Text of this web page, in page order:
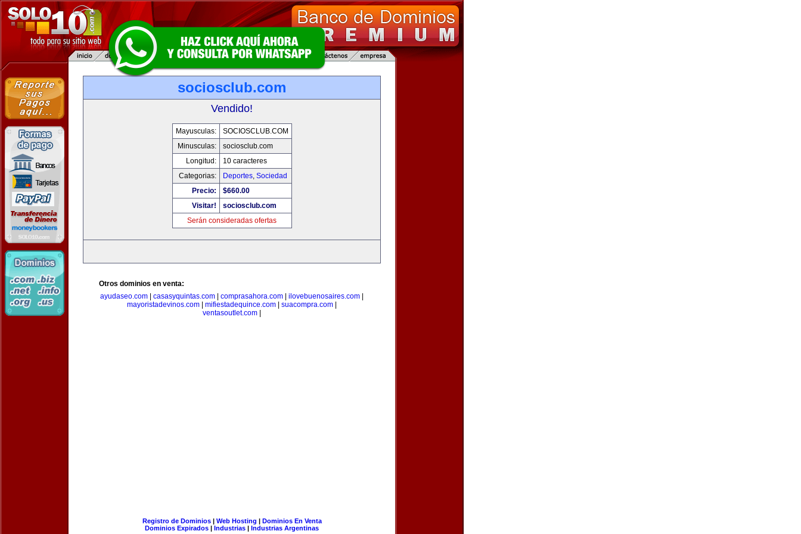
sociosclub.com
Vendido!
Mayusculas:
SOCIOSCLUB.COM
Minusculas:
sociosclub.com
Longitud:
10 caracteres
Categorias:
Deportes, Sociedad
Precio:
$660.00
Visitar!
sociosclub.com
Serán consideradas ofertas
Otros dominios en venta:
ayudaseo.com
casasyquintas.com comprasahora.com ilovebuenosaires.com
mayoristadevinos.com
mifiestadequince.com suacompra.com
ventasoutlet.com
Registro de Dominios| Web Hosting | Dominios En Venta
Dominios Expirados | Industrias | Industrias Argentinas